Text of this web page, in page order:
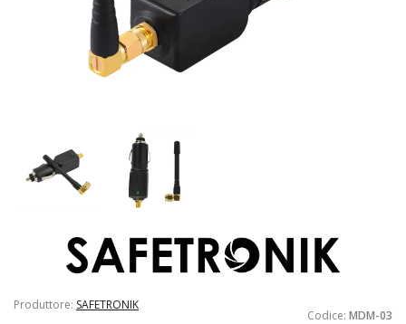
Produttore: SAFETRONIK
Codice: MDM-03